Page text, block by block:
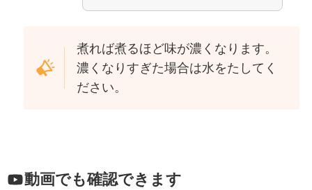
煮れば煮るほど味が濃くなります。
濃くなりすぎた場合は水をたしてく
ださい。
動画でも確認できます